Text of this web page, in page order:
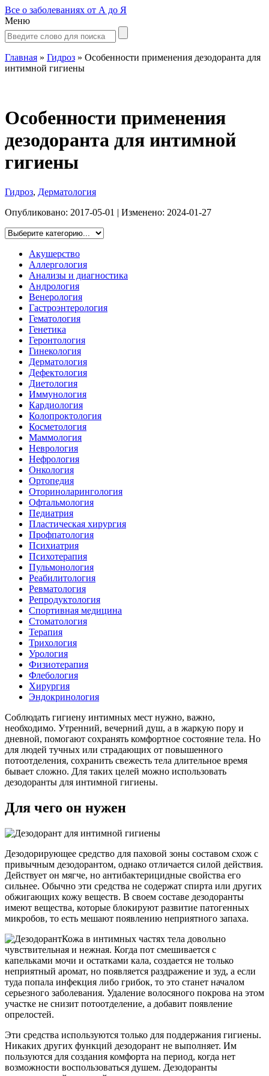
Все о заболеваниях от А до Я
Меню
Главная » Гидроз » Особенности применения дезодоранта для
интимной гигиены
Особенности применения
дезодоранта для интимной
гигиены
Гидроз, Дерматология
Опубликовано: 2017-05-01 | Изменено: 2024-01-27
Акушерство
Аллергология
Анализы и диагностика
Андрология
Венерология
Гастроэнтерология
Гематология
Генетика
Геронтология
Гинекология
Дерматология
Дефектология
Диетология
Иммунология
Кардиология
Колопроктология
Косметология
Маммология
Неврология
Нефрология
Онкология
Ортопедия
Оториноларингология
Офтальмология
Педиатрия
Пластическая хирургия
Профпатология
Психиатрия
Психотерапия
Пульмонология
Реабилитология
Ревматология
Репродуктология
Спортивная медицина
Стоматология
Терапия
Трихология
Урология
Физиотерапия
Флебология
Хирургия
Эндокринология
Соблюдать гигиену интимных мест нужно, важно,
необходимо. Утренний, вечерний душ, а в жаркую пору и
дневной, помогают сохранять комфортное состояние тела. Но
для людей тучных или страдающих от повышенного
потоотделения, сохранить свежесть тела длительное время
бывает сложно. Для таких целей можно использовать
дезодоранты для интимной гигиены.
Для чего он нужен
Дезодорирующее средство для паховой зоны составом схож с
привычным дезодорантом, однако отличается силой действия.
Действует он мягче, но антибактерицидные свойства его
сильнее. Обычно эти средства не содержат спирта или других
обжигающих кожу веществ. В своем составе дезодоранты
имеют вещества, которые блокируют развитие патогенных
микробов, то есть мешают появлению неприятного запаха.
Кожа в интимных частях тела довольно
чувствительная и нежная. Когда пот смешивается с
капельками мочи и остатками кала, создается не только
неприятный аромат, но появляется раздражение и зуд, а если
туда попала инфекция либо грибок, то это станет началом
серьезного заболевания. Удаление волосяного покрова на этом
участке не снизит потоотделение, а добавит появление
опрелостей.
Эти средства используются только для поддержания гигиены.
Никаких других функций дезодорант не выполняет. Им
пользуются для создания комфорта на период, когда нет
возможности воспользоваться душем. Дезодоранты